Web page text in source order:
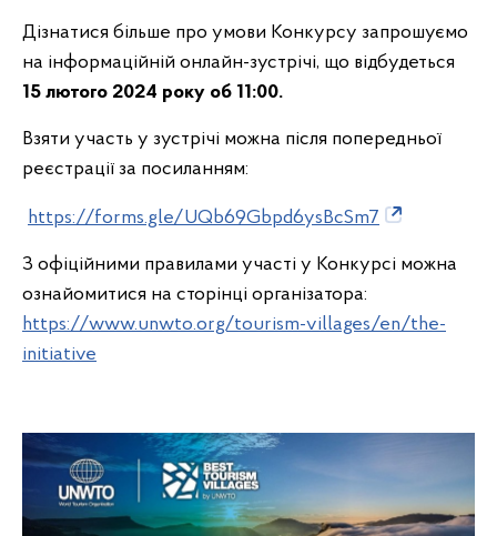
Дізнатися більше про умови Конкурсу запрошуємо
на інформаційній онлайн-зустрічі, що відбудеться
15 лютого 2024 року об 11:00.
Взяти участь у зустрічі можна після попередньої
реєстрації за посиланням:
https://forms.gle/UQb69Gbpd6ysBcSm7
З офіційними правилами участі у Конкурсі можна
ознайомитися на сторінці організатора:
https://www.unwto.org/tourism-villages/en/the-
initiative